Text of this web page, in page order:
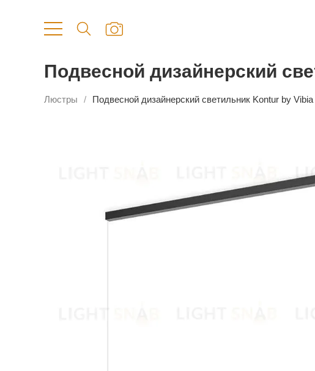
Подвесной дизайнерский
Люстры Подвесной дизайнерский светильник Kontur by Vibia